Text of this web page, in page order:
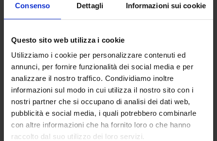
Consenso Dettagli Informazioni sui cookie
Questo sito web utilizza i cookie
Utilizziamo i cookie per personalizzare contenuti ed
annunci, per fornire funzionalità dei social media e per
analizzare il nostro traffico. Condividiamo inoltre
informazioni sul modo in cui utilizza il nostro sito con i
nostri partner che si occupano di analisi dei dati web,
pubblicità e social media, i quali potrebbero combinarle
con altre informazioni che ha fornito loro o che hanno
raccolto dal suo utilizzo dei loro servizi.
Linea oro
Tenda Confezionata In Ciniglia Bliss
39,90 € Da 28,00 €
Colori disponibili
PannaTortoraGrigioOttanio